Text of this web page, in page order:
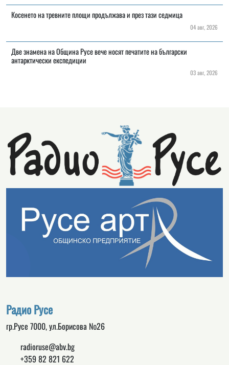
Косенето на тревните площи продължава и през тази седмица
04 авг, 2026
Две знамена на Община Русе вече носят печатите на български
антарктически експедиции
03 авг, 2026
Радио Русе
гр.Русе 7000, ул.Борисова №26
radioruse@abv.bg
+359 82 821 622